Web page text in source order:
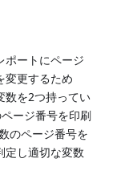
ポートにページ
変更するため
数を2つ持ってい
ージ番号を印刷
のページ番号を
定し適切な変数